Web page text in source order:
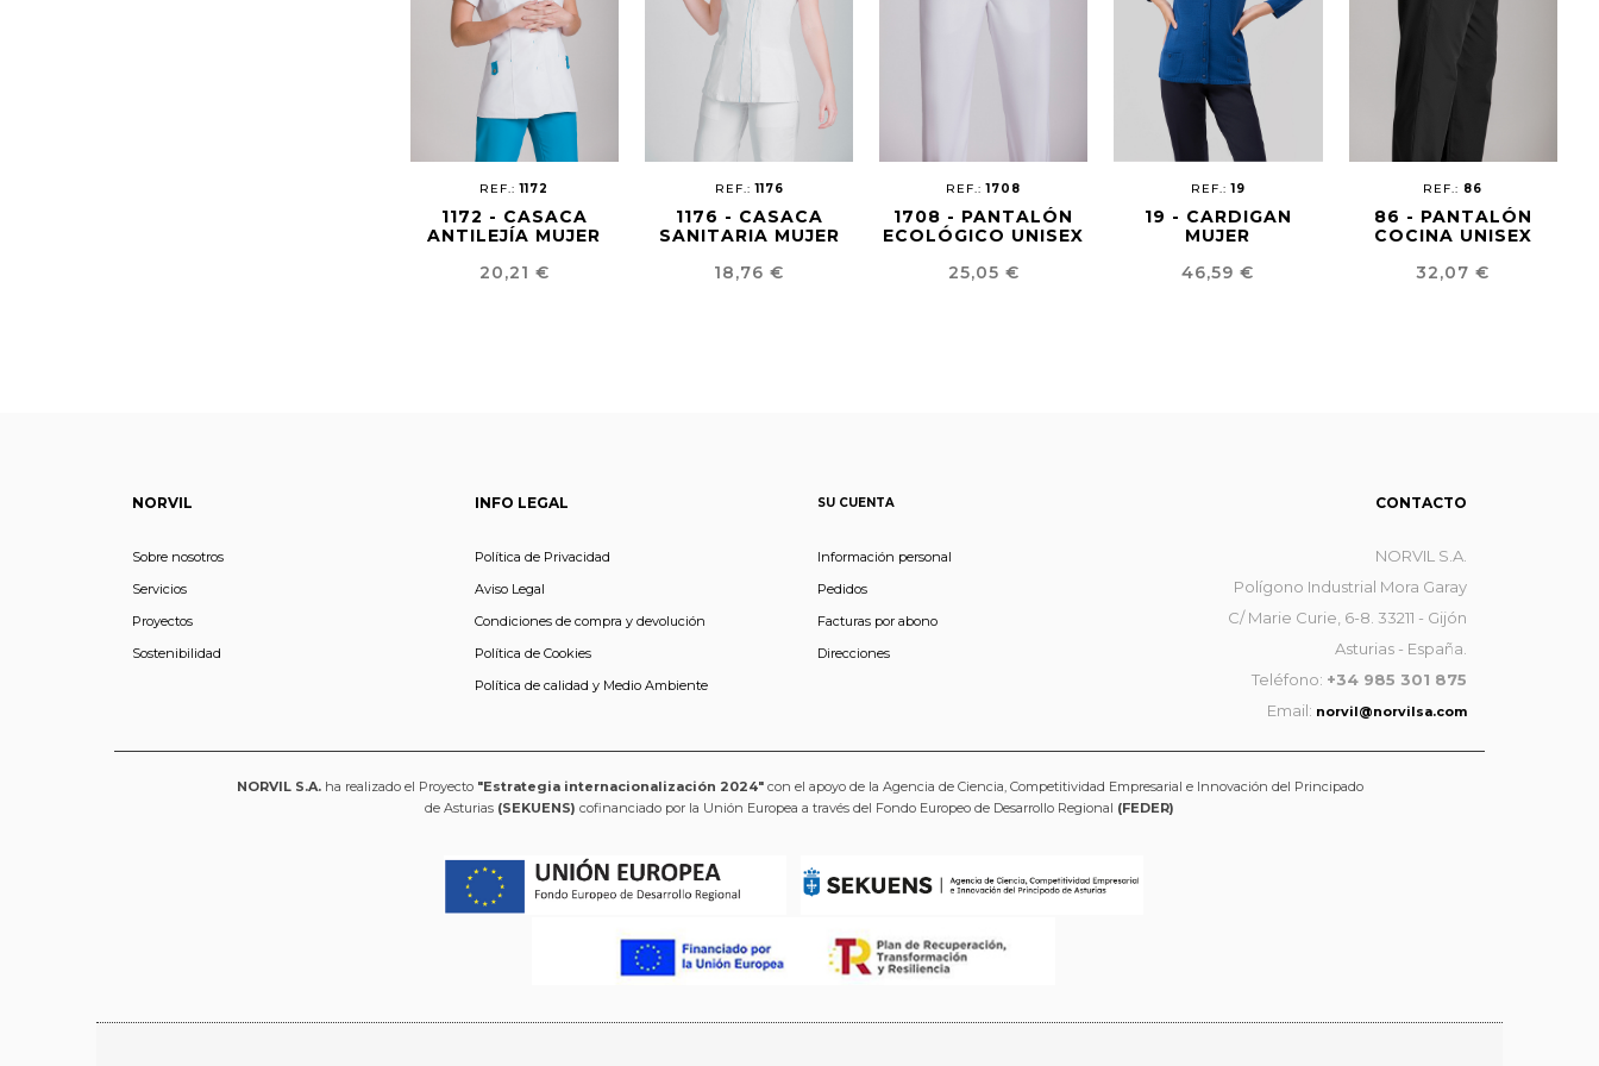
REF.:1172
1172 - CASACA
ANTILEJÍA MUJER
Precio
20,21 €
REF.:1176
1176 - CASACA
SANITARIA MUJER
Precio
18,76 €
REF.:1708
1708 - PANTALÓN
ECOLÓGICO UNISEX
Precio
25,05 €
REF.:19
19 - CARDIGAN
MUJER
Precio
46,59 €
REF.: 86
86 - PANTALÓN
COCINA UNISEX
Precio
32,07 €
NORVIL
Sobre nosotros
Servicios
Proyectos
Sostenibilidad
INFO LEGAL
Política de Privacidad
Aviso Legal
Condiciones de compra y devolución
Política de Cookies
Política de calidad y Medio Ambiente
SU CUENTA
Información personal
Pedidos
Facturas por abono
Direcciones
CONTACTO
NORVIL S.A.
Polígono Industrial Mora Garay
C/ Marie Curie, 6-8. 33211 - Gijón
Asturias - España.
Teléfono: +34 985 301 875
Email: norvil@norvilsa.com
NORVIL S.A.ha realizado el Proyecto "Estrategia internacionalización 2024"con el apoyo de la Agencia de Ciencia, Competitividad Empresarial e Innovación del Principado
de Asturias (SEKUENS) cofinanciado por la Unión Europea a través del Fondo Europeo de Desarrollo Regional (FEDER)